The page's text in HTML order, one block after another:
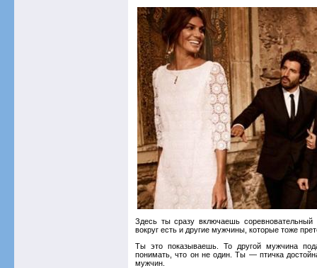
Здесь ты сразу включаешь
вокруг есть и другие мужчины, которые тоже
Ты это показываешь. То другой мужчина
понимать, что он не один. Ты — птичка
мужчин.